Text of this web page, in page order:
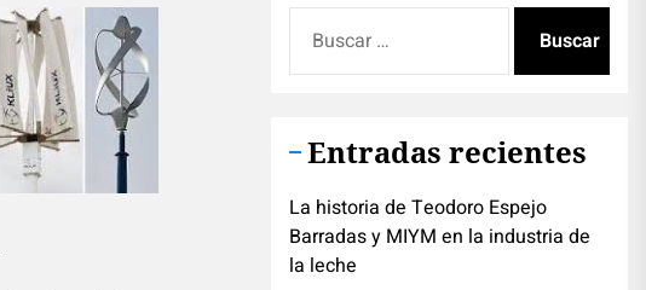
Entradas recientes
La historia de Teodoro Espejo
Barradas y MIYM en la industria de
la leche